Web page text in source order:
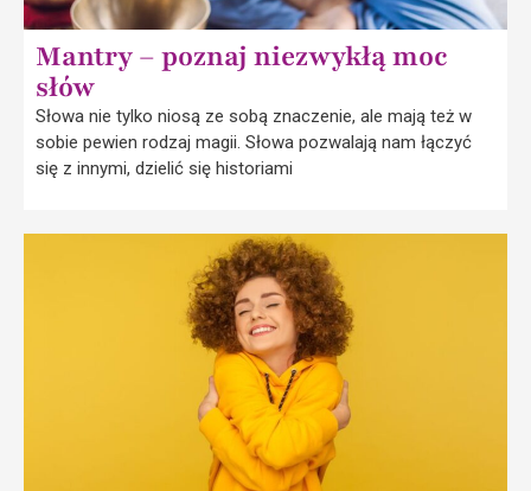
Mantry – poznaj niezwykłą moc
słów
Słowa nie tylko niosą ze sobą znaczenie, ale mają też w
sobie pewien rodzaj magii. Słowa pozwalają nam łączyć
się z innymi, dzielić się historiami